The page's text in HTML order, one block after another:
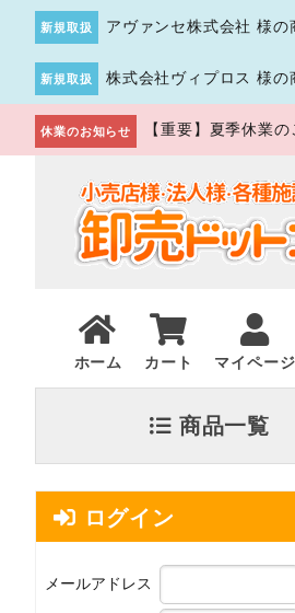
新規取扱 アヴァンセ株式会社 様
新規取扱 株式会社ヴィプロス 様
休業のお知らせ 【重要】夏季休業
ホーム カート マイページ
商品一覧
ログイン
メールアドレス